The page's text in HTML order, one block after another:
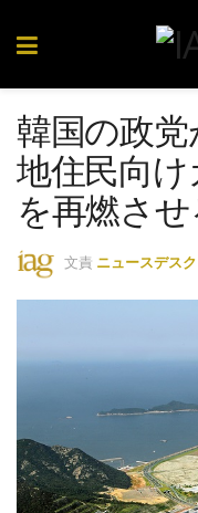
韓国の政
地住民向
を再燃させ
文責 ニュースデスク